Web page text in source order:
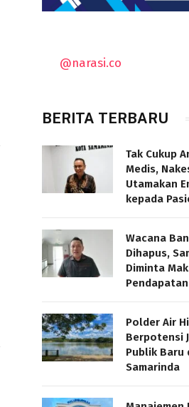
@narasi.co
BERITA TERBARU
Tak Cukup
Medis,
Utamakan
kepada
Wacana
Dihapus,
Diminta
Polder Air
Berpotensi
Publik Baru
Samarinda